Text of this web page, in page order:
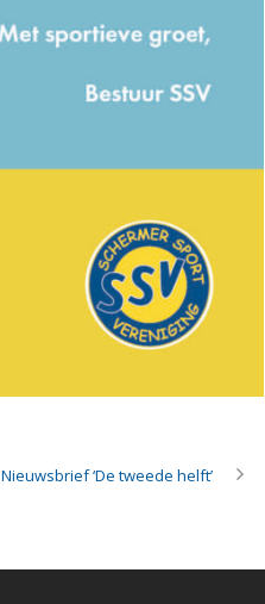
Nieuwsbrief ‘De tweede helft’